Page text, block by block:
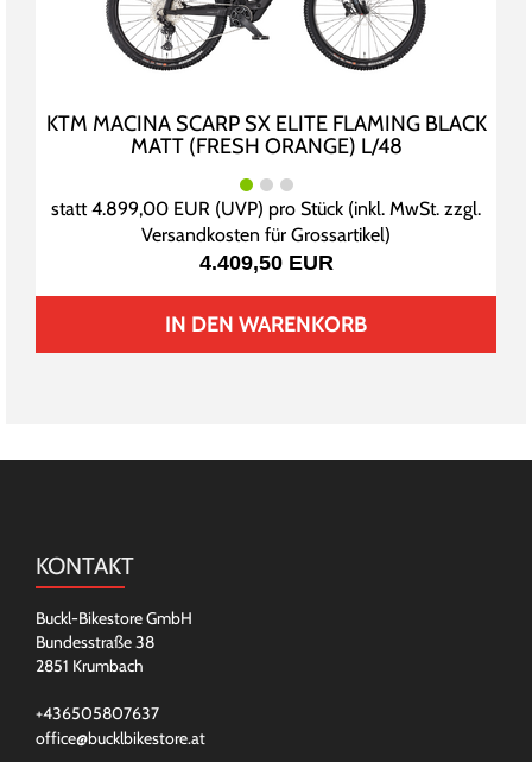
KTM MACINA SCARP SX ELITE FLAMING BLACK
MATT (FRESH ORANGE) L/48
statt4.899,00 EUR (UVP) pro Stück (inkl. MwSt. zzgl.
Versandkosten für Grossartikel)
4.409,50 EUR
IN DEN WARENKORB
KONTAKT
Buckl-Bikestore GmbH
Bundesstraße 38
2851 Krumbach
+436505807637
office@bucklbikestore.at